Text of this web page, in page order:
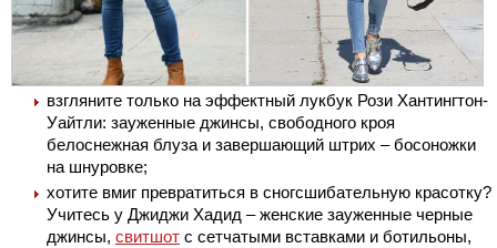
взгляните только на эффектный лукбук Рози Хантингтон-
Уайтли: зауженные джинсы, свободного кроя
белоснежная блуза и завершающий штрих – босоножки
на шнуровке;
хотите вмиг превратиться в сногсшибательную красотку?
Учитесь у Джиджи Хадид – женские зауженные черные
джинсы, свитшот с сетчатыми вставками и ботильоны,